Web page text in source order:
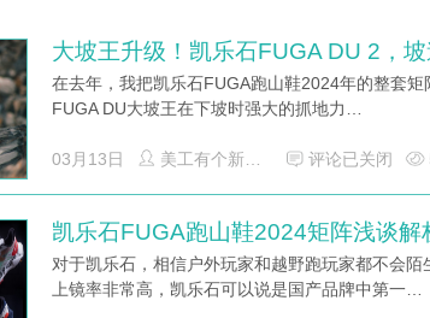
大坡王升级！凯乐石FUGA DU 2，坡
在去年，我把凯乐石FUGA跑山鞋2024年的整套矩
FUGA DU大坡王在下坡时强大的抓地力…
03月13日 美工有个新玩具 评论已关闭
凯乐石FUGA跑山鞋2024矩阵浅谈解
对于凯乐石，相信户外玩家和越野跑玩家都不会
上镜率非常高，凯乐石可以说是国产品牌中第一…